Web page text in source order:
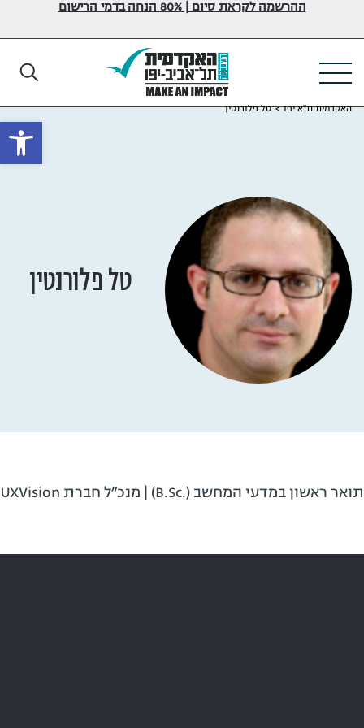
ההרשמה לקראת סיום | 80% הנחה בדמי הרישום
האקדמית ת"א יפו>טל פלורנטין
טל פלורנטין
תואר ראשון במדעי המחשב (.B.Sc) | מנכ״ל חברת UXVision